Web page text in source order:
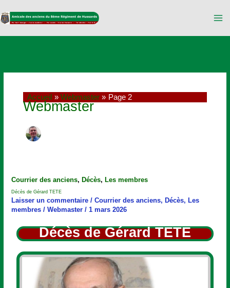
au
contenu
Accueil Webmaster Page 2
Webmaster
Courrier des anciens,Décès,Les membres
Décès de Gérard TETE
Laisser un commentaire /Courrier des anciens, Décès, Les
membres /Webmaster/ 1 mars 2026
Décès de Gérard TETE
Décès
Gérard
TETE